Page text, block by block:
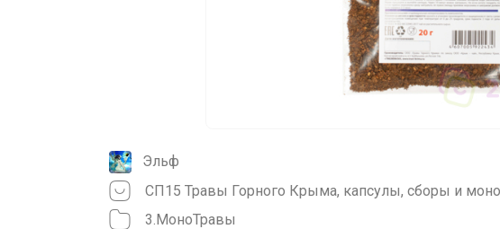
Эльф
СП15 Травы Горного Крыма, капсулы, сборы и
3.МоноТравы